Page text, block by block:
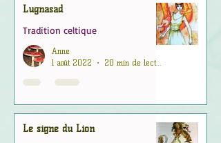
Lugnasad
Tradition celtique
Anne
1 août 2022
20 min de lecture
Le signe du Lion